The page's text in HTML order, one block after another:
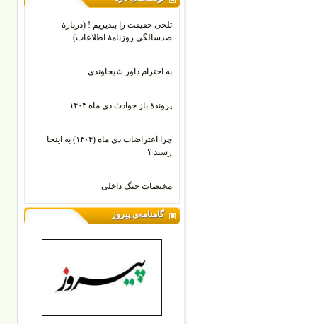
تلخی حقیقت را بپذیریم ! (دربارۀ
صدسالگی روزنامۀ اطلاعات)
به احترام داور شیخاوندی
پروندۀ باز حوادث دی ماه ۱۴۰۴
چرا اعتراضات دی‌ ماه (۱۴۰۴) به اینجا
رسید ؟
مختصات جنگ داخلی
گاهنامه‌ی پیروز